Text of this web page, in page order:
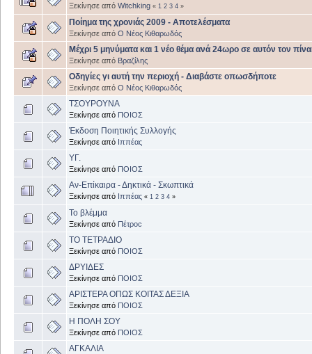
Ξεκίνησε από Witchking « 1 2 3 4 »
Ποίημα της χρονιάς 2009 - Αποτελέσματα
Ξεκίνησε από Ο Νέος Κιθαρωδός
Μέχρι 5 μηνύματα και 1 νέο θέμα ανά 24ωρο σε αυτόν τον
Ξεκίνησε από Βραζίλης
Οδηγίες γι αυτή την περιοχή - Διαβάστε οπωσδήποτε
Ξεκίνησε από Ο Νέος Κιθαρωδός
ΤΣΟΥΡΟΥΝΑ
Ξεκίνησε από ΠΟΙΟΣ
Έκδοση Ποιητικής Συλλογής
Ξεκίνησε από Ιππέας
ΥΓ.
Ξεκίνησε από ΠΟΙΟΣ
Αν-Επίκαιρα - Δηκτικά - Σκωπτικά
Ξεκίνησε από Ιππέας « 1 2 3 4 »
Το βλέμμα
Ξεκίνησε από Πέτροc
ΤΟ ΤΕΤΡΑΔΙΟ
Ξεκίνησε από ΠΟΙΟΣ
ΔΡΥΙΔΕΣ
Ξεκίνησε από ΠΟΙΟΣ
ΑΡΙΣΤΕΡΑ ΟΠΩΣ ΚΟΙΤΑΣ ΔΕΞΙΑ
Ξεκίνησε από ΠΟΙΟΣ
Η ΠΟΛΗ ΣΟΥ
Ξεκίνησε από ΠΟΙΟΣ
ΑΓΚΑΛΙΑ